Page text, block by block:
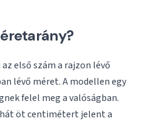
első szám a rajzon lévő
lévő méret. A modellen egy
felel meg a valóságban.
öt centimétert jelent a